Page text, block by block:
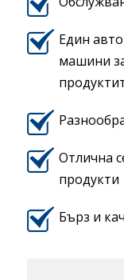
Един
машини
Отлична
продукти
Бърз и